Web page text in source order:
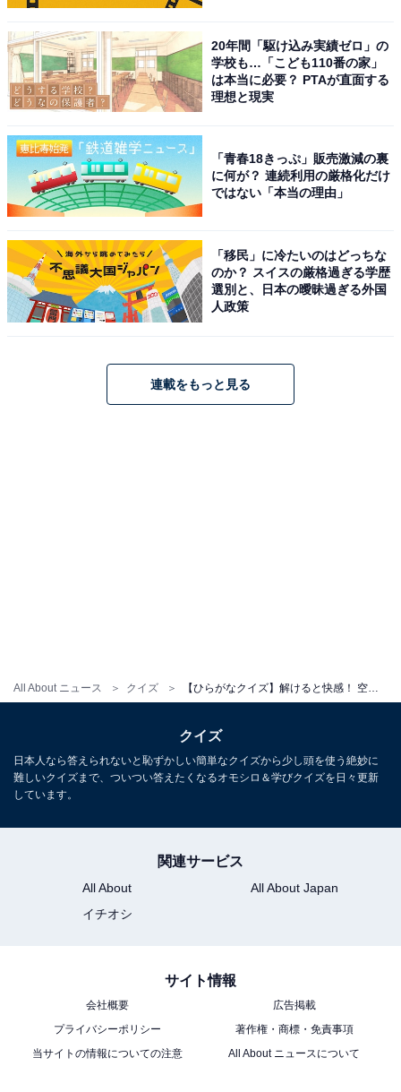
All About ニュース クイズ
20年間「駆け込み実績ゼロ」の
学校も…「こども110番の家」
は本当に必要？ PTAが直面する
理想と現実
「青春18きっぷ」販売激減の裏
に何が？ 連続利用の厳格化だけ
ではない「本当の理由」
「移民」に冷たいのはどっちな
のか？ スイスの厳格過ぎる学歴
選別と、日本の曖昧過ぎる外国
人政策
連載をもっと見る
クイズ
日本人なら答えられないと恥ずかしい簡単なクイズから少し頭を使う絶妙に
難しいクイズまで、ついつい答えたくなるオモシロ＆学びクイズを日々更新
しています。
関連サービス
All About
All About Japan
イチオシ
サイト情報
会社概要
広告掲載
プライバシーポリシー
著作権・商標・免責事項
当サイトの情報についての注意
All About ニュースについて